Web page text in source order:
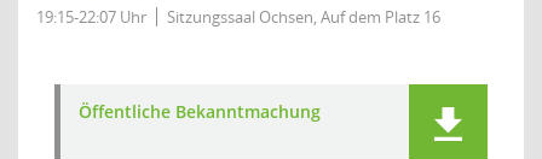
19:15-22:07 Uhr Sitzungssaal Ochsen, Auf dem Platz 16
Öffentliche Bekanntmachung